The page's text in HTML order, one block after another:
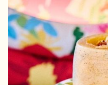
Unsere Dessert-
ein wahrer Dolce-Traum,
italienischen Kaffees.